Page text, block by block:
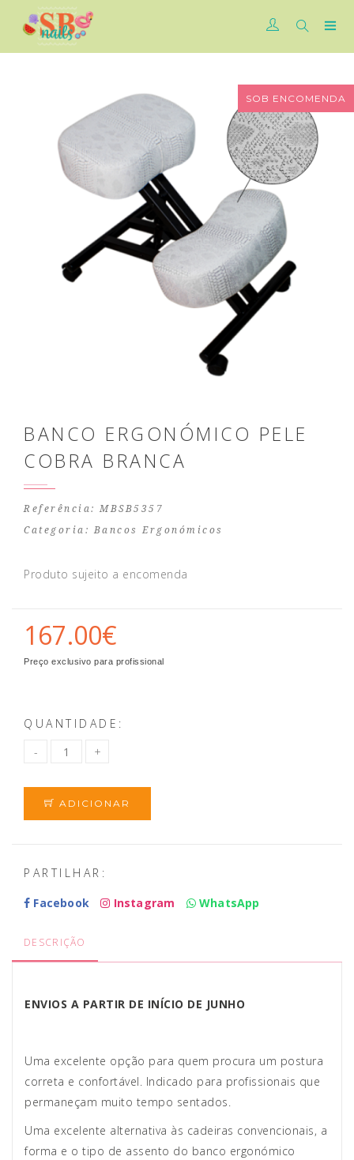
SOB ENCOMENDA
BANCO ERGONÓMICO PELE
COBRA BRANCA
Referência: MBSB5357
Categoria: Bancos Ergonómicos
Produto sujeito a encomenda
167.00€
Preço exclusivo para profissional
QUANTIDADE:
ADICIONAR
PARTILHAR:
Facebook
Instagram WhatsApp
DESCRIÇÃO
ENVIOS A PARTIR DE INÍCIO DE JUNHO
Uma excelente opção para quem procura um postura
correta e confortável. Indicado para profissionais que
permaneçam muito tempo sentados.
Uma excelente alternativa às cadeiras convencionais, a
forma e o tipo de assento do banco ergonómico